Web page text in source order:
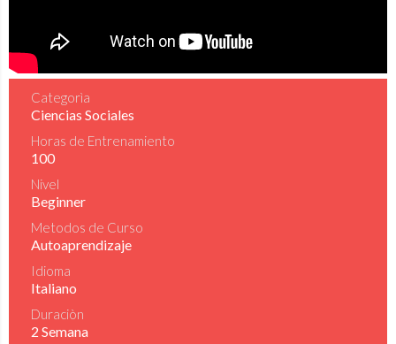
Categorìa
Ciencias Sociales
Horas de Entrenamiento
100
Nivel
Beginner
Metodos de Curso
Autoaprendizaje
Idioma
Italiano
Duraciòn
2 Semana